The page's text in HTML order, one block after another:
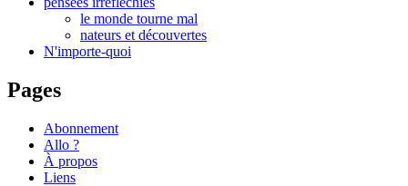
le monde tourne mal
nateurs et découvertes
N'importe-quoi
Pages
Abonnement
Allo ?
À propos
Liens